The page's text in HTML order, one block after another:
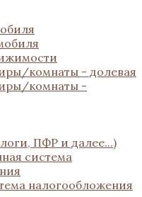
комнаты - долевая
комнаты -
ПФР и далее...)
система
налогообложения